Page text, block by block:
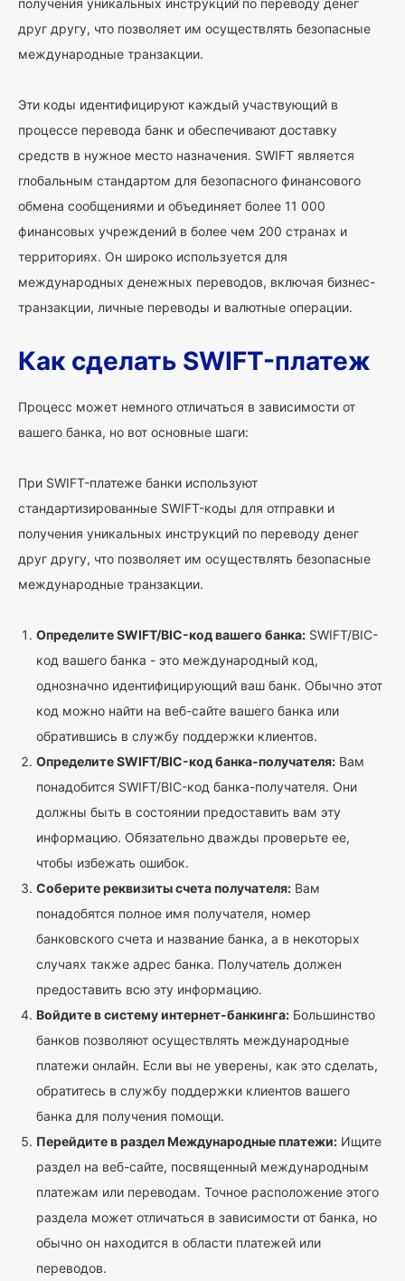
получения уникальных инструкций по переводу денег
друг другу, что позволяет им осуществлять безопасные
международные транзакции.
Эти коды идентифицируют каждый участвующий в
процессе перевода банк и обеспечивают доставку
средств в нужное место назначения. SWIFT является
глобальным стандартом для безопасного финансового
обмена сообщениями и объединяет более 11 000
финансовых учреждений в более чем 200 странах и
территориях. Он широко используется для
международных денежных переводов, включая бизнес-
транзакции, личные переводы и валютные операции.
Как сделать SWIFT-платеж
Процесс может немного отличаться в зависимости от
вашего банка, но вот основные шаги:
При SWIFT-платеже банки используют
стандартизированные SWIFT-коды для отправки и
получения уникальных инструкций по переводу денег
друг другу, что позволяет им осуществлять безопасные
международные транзакции.
Определите SWIFT/BIC-код вашего банка: SWIFT/BIC-
код вашего банка - это международный код,
однозначно идентифицирующий ваш банк. Обычно этот
код можно найти на веб-сайте вашего банка или
обратившись в службу поддержки клиентов.
Определите SWIFT/BIC-код банка-получателя: Вам
понадобится SWIFT/BIC-код банка-получателя. Они
должны быть в состоянии предоставить вам эту
информацию. Обязательно дважды проверьте ее,
чтобы избежать ошибок.
Соберите реквизиты счета получателя: Вам
понадобятся полное имя получателя, номер
банковского счета и название банка, а в некоторых
случаях также адрес банка. Получатель должен
предоставить всю эту информацию.
Войдите в систему интернет-банкинга: Большинство
банков позволяют осуществлять международные
платежи онлайн. Если вы не уверены, как это сделать,
обратитесь в службу поддержки клиентов вашего
банка для получения помощи.
Перейдите в раздел Международные платежи: Ищите
раздел на веб-сайте, посвященный международным
платежам или переводам. Точное расположение этого
раздела может отличаться в зависимости от банка, но
обычно он находится в области платежей или
переводов.